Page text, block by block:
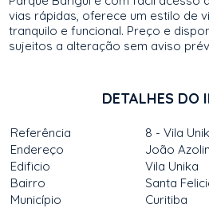
vias rápidas, oferece um estilo de
tranquilo e funcional. Preço e
sujeitos a alteração sem aviso
DETALHES DO
Referência
8 - Vila
Endereço
João
Edificio
Vila Unika
Bairro
Santa
Município
Curitiba